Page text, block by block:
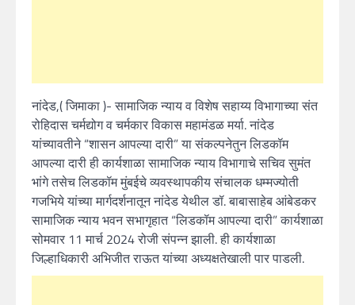
नांदेड,( जिमाका )- सामाजिक न्याय व विशेष सहाय्य विभागाच्या संत
रोहिदास चर्मद्योग व चर्मकार विकास महामंडळ मर्या. नांदेड
यांच्यावतीने “शासन आपल्या दारी” या संकल्पनेतुन लिडकॉम
आपल्या दारी ही कार्यशाळा सामाजिक न्याय विभागाचे सचिव सुमंत
भांगे तसेच लिडकॉम मुंबईचे व्यवस्थापकीय संचालक धम्मज्योती
गजभिये यांच्या मार्गदर्शनातून नांदेड येथील डॉ. बाबासाहेब आंबेडकर
सामाजिक न्याय भवन सभागृहात “लिडकॉम आपल्या दारी” कार्यशाळा
सोमवार 11 मार्च 2024 रोजी संपन्न झाली. ही कार्यशाळा
जिल्हाधिकारी अभिजीत राऊत यांच्या अध्यक्षतेखाली पार पाडली.